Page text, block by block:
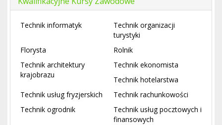
Technik informatyk
Technik organizacji
turystyki
Florysta
Rolnik
Technik architektury
krajobrazu
Technik ekonomista
Technik hotelarstwa
Technik usług fryzjerskich
Technik rachunkowości
Technik ogrodnik
Technik usług pocztowych i
finansowych